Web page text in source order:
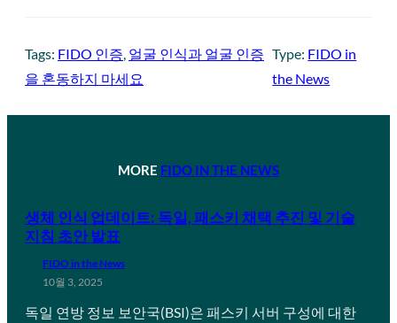
Tags: FIDO 인증 얼굴 인식과 얼굴 인증
을 혼동하지 마세요
Type: FIDO in
the News
MORE FIDO IN THE NEWS
생체 인식 업데이트: 독일, 패스키 채택 추진 및 기술
지침 초안 발표
FIDO in the News
10월 3, 2025
독일 연방 정보 보안국(BSI)은 패스키 서버 구성에 대한